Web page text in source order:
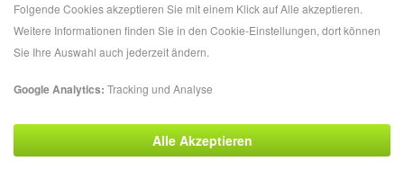
jede Ebene. Die...mehr erfahren »
CLEAR
Folgende Cookies akzeptieren Sie mit einem Klick auf Alle akzeptieren.
Weitere Informationen finden Sie in den Cookie-Einstellungen, dort können
Sie Ihre Auswahl auch jederzeit ändern.
Google Analytics: Tracking und Analyse
Alle Akzeptieren